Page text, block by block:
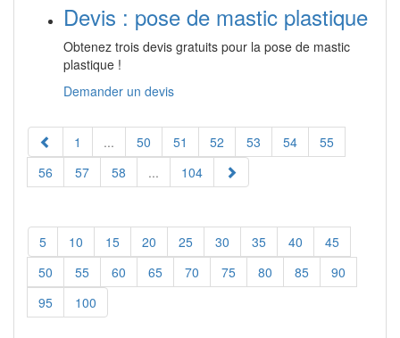
Devis : pose de mastic plastique
Obtenez trois devis gratuits pour la pose de mastic
plastique !
Demander un devis
1 ... 50 51 52 53 54
55
56
57 58 ... 104
5 10 15 20 25 30 35 40
45
50
55 60 65 70 75 80 85
90
95
100